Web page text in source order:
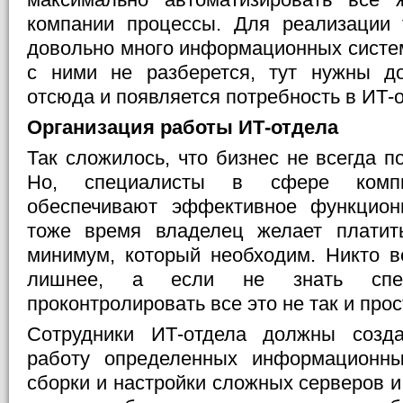
компании процессы. Для реализации
довольно много информационных
с ними не разберется, тут нужны
отсюда и появляется потребность в
Организация работы ИТ-отдела
Так сложилось, что бизнес не всегда
Но, специалисты в сфере
обеспечивают эффективное
тоже время владелец желает
минимум, который необходим. Никто
лишнее, а если не знать
проконтролировать все это не так и
Сотрудники ИТ-отдела должны
работу определенных
сборки и настройки сложных серверов